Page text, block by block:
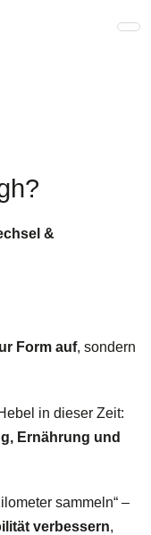
&
Form auf, sondern
in dieser Zeit:
Ernährung und
sammeln“ –
verbessern,